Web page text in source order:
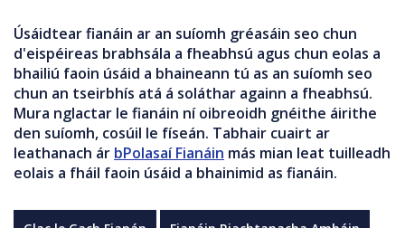
Úsáidtear fianáin ar an suíomh gréasáin seo chun
d'eispéireas brabhsála a fheabhsú agus chun eolas a
bhailiú faoin úsáid a bhaineann tú as an suíomh seo
chun an tseirbhís atá á soláthar againn a fheabhsú.
Mura nglactar le fianáin ní oibreoidh gnéithe áirithe
den suíomh, cosúil le físeán. Tabhair cuairt ar
leathanach ár bPolasaí Fianáin más mian leat tuilleadh
eolais a fháil faoin úsáid a bhainimid as fianáin.